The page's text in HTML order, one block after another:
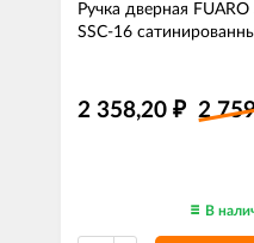
Ручка дверная FUARO
SSC-16
2 358,20 ₽ 2
В